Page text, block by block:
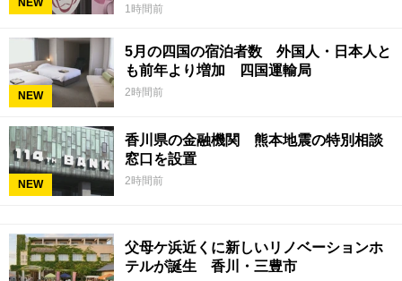
1時間前
NEW
5月の四国の宿泊者数 外国人・日本人と
も前年より増加 四国運輸局
2時間前
NEW
香川県の金融機関 熊本地震の特別相談
窓口を設置
2時間前
父母ケ浜近くに新しいリノベーションホ
テルが誕生 香川・三豊市